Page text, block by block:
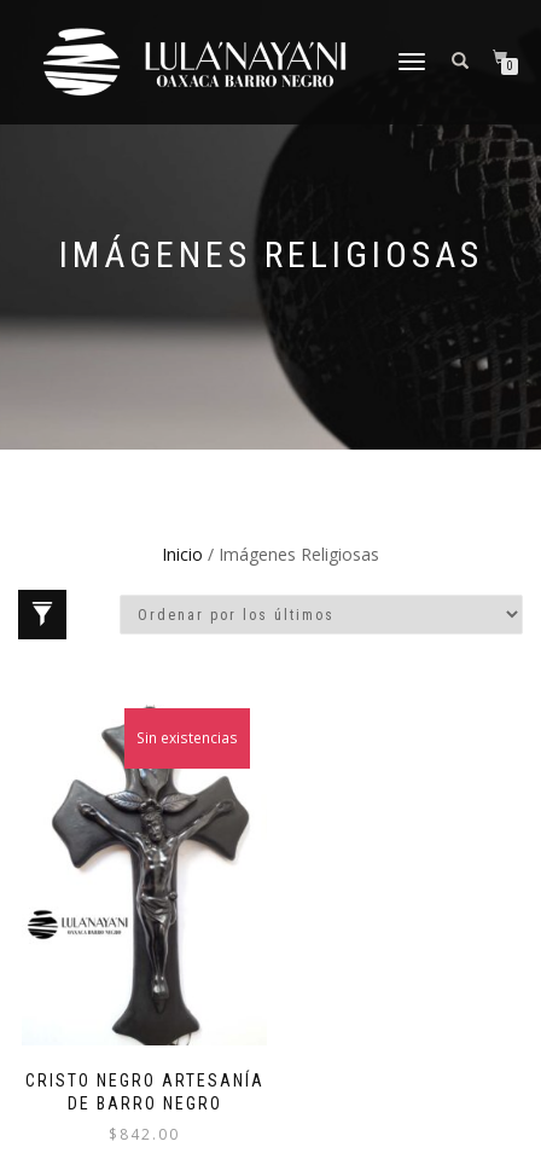
CAMBIAR
0
IMÁGENES RELIGIOSAS
Inicio / Imágenes Religiosas
CRISTO NEGRO ARTESANÍA
DE BARRO NEGRO
$ 842.00
Sin existencias